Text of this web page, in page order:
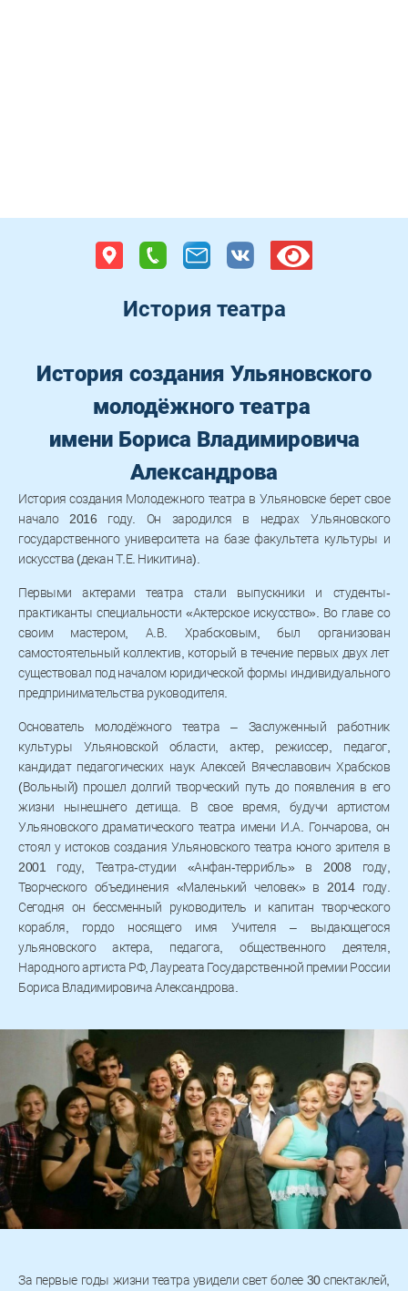
Версия
слабовидящих
История театра
История создания Ульяновского
молодёжного театра
имени Бориса Владимировича
Александрова
История создания Молодежного театра в Ульяновске берет свое
начало 2016 году. Он зародился в недрах Ульяновского
государственного университета на базе факультета культуры и
искусства (декан Т.Е. Никитина).
Первыми актерами театра стали выпускники и студенты-
практиканты специальности «Актерское искусство». Во главе со
своим мастером, А.В. Храбсковым, был организован
самостоятельный коллектив, который в течение первых двух лет
существовал под началом юридической формы индивидуального
предпринимательства руководителя.
Основатель молодёжного театра – Заслуженный работник
культуры Ульяновской области, актер, режиссер, педагог,
кандидат педагогических наук Алексей Вячеславович Храбсков
(Вольный) прошел долгий творческий путь до появления в его
жизни нынешнего детища. В свое время, будучи артистом
Ульяновского драматического театра имени И.А. Гончарова, он
стоял у истоков создания Ульяновского театра юного зрителя в
2001 году, Театра-студии «Анфан-террибль» в 2008 году,
Творческого объединения «Маленький человек» в 2014 году.
Сегодня он бессменный руководитель и капитан творческого
корабля, гордо носящего имя Учителя – выдающегося
ульяновского актера, педагога, общественного деятеля,
Народного артиста РФ, Лауреата Государственной премии России
Бориса Владимировича Александрова.
За первые годы жизни театра увидели свет более 30 спектаклей,